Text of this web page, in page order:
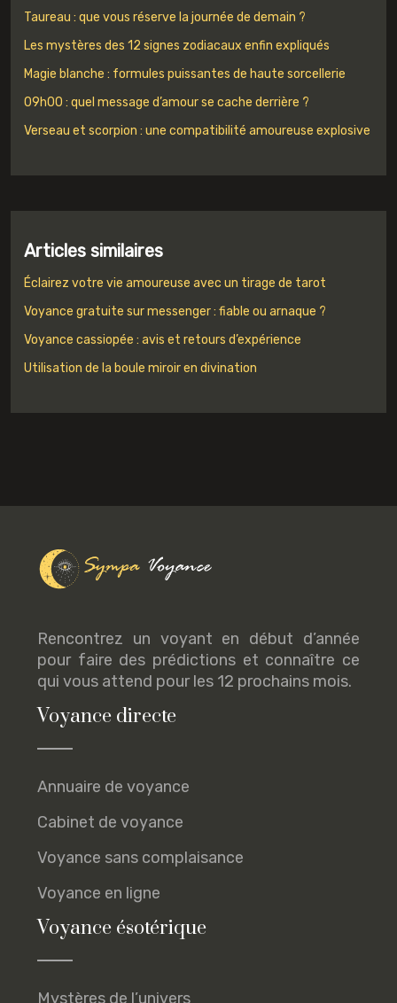
Taureau : que vous réserve la journée de demain ?
Les mystères des 12 signes zodiacaux enfin expliqués
Magie blanche : formules puissantes de haute sorcellerie
09h00 : quel message d’amour se cache derrière ?
Verseau et scorpion : une compatibilité amoureuse explosive
Articles similaires
Éclairez votre vie amoureuse avec un tirage de tarot
Voyance gratuite sur messenger : fiable ou arnaque ?
Voyance cassiopée : avis et retours d’expérience
Utilisation de la boule miroir en divination
Rencontrez un voyant en début d’année
pour faire des prédictions et connaître ce
qui vous attend pour les 12 prochains mois.
Voyance directe
Annuaire de voyance
Cabinet de voyance
Voyance sans complaisance
Voyance en ligne
Voyance ésotérique
Mystères de l’univers